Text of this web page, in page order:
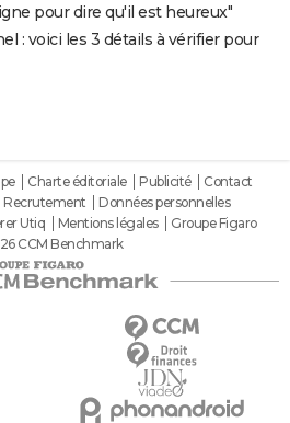
pour dire qu'il est heureux"
: voici les 3 détails à vérifier pour
Charte éditoriale Publicité
Contact
Recrutement
Données personnelles
Utiq Mentions légales
Groupe Figaro
CCM Benchmark